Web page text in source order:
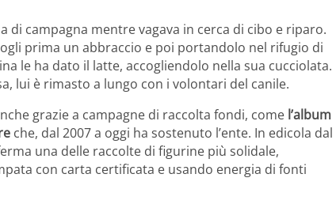
di campagna mentre vagava in cerca di cibo e riparo.
prima un abbraccio e poi portandolo nel rifugio di
le ha dato il latte, accogliendolo nella sua cucciolata.
lui è rimasto a lungo con i volontari del canile.
grazie a campagne di raccolta fondi, come l’album
che, dal 2007 a oggi ha sostenuto l’ente. In edicola dal
una delle raccolte di figurine più solidale,
con carta certificata e usando energia di fonti